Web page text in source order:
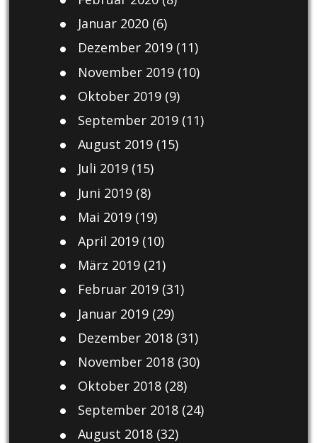
Januar 2020(6)
Dezember 2019(11)
November 2019(10)
Oktober 2019(9)
September 2019(11)
August 2019(15)
Juli 2019(15)
Juni 2019(8)
Mai 2019(19)
April 2019(10)
März 2019(21)
Februar 2019(31)
Januar 2019(29)
Dezember 2018(31)
November 2018(30)
Oktober 2018(28)
September 2018(24)
August 2018(32)